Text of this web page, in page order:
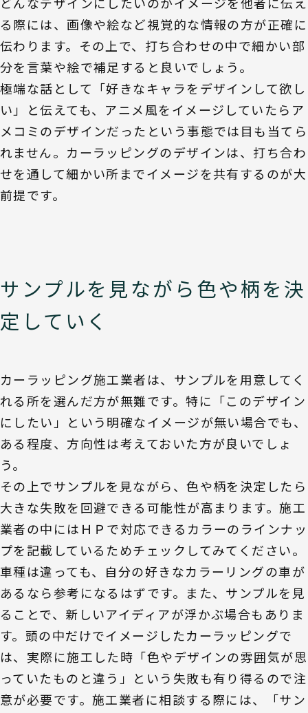
る際には、画像や絵など視覚的な情報の方が正確に
伝わります。その上で、打ち合わせの中で細かい部
分を言葉や絵で補足すると良いでしょう。
極端な話として「好きなキャラをデザインして欲し
い」と伝えても、アニメ風をイメージしていたらア
メコミのデザインだったという事態では目も当てら
れません。カーラッピングのデザインは、打ち合わ
せを通して細かい所までイメージを共有するのが大
前提です。
サンプルを見ながら色や柄を決
定していく
カーラッピング施工業者は、サンプルを用意してく
れる所を選んだ方が無難です。特に「このデザイン
にしたい」という明確なイメージが無い場合でも、
ある程度、方向性は考えておいた方が良いでしょ
う。
その上でサンプルを見ながら、色や柄を決定したら
大きな失敗を回避できる可能性が高まります。施工
業者の中にはＨＰで対応できるカラーのラインナッ
プを記載しているためチェックしてみてください。
車種は違っても、自分の好きなカラーリングの車が
あるなら参考になるはずです。また、サンプルを見
ることで、新しいアイディアが浮かぶ場合もありま
す。頭の中だけでイメージしたカーラッピングで
は、実際に施工した時「色やデザインの雰囲気が思
っていたものと違う」という失敗も有り得るので注
意が必要です。施工業者に相談する際には、「サン